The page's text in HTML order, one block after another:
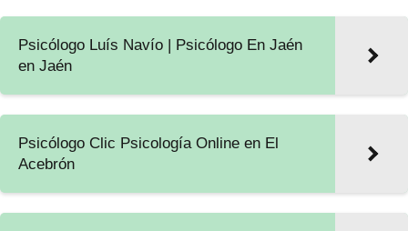
Psicólogo Luís Navío | Psicólogo En Jaén
en Jaén
Psicólogo Clic Psicología Online en El
Acebrón